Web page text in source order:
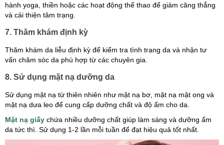
hành yoga, thiền hoặc các hoạt động thể thao để giảm căng thẳng
và cải thiện tâm trạng.
7. Thăm khám định kỳ
Thăm khám da liễu định kỳ để kiểm tra tình trạng da và nhận tư
vấn chăm sóc da phù hợp từ các chuyên gia.
8. Sử dụng mặt nạ dưỡng da
Sử dụng mặt nạ từ thiên nhiên như mặt nạ bơ, mặt nạ mật ong và
mặt nạ dưa leo để cung cấp dưỡng chất và độ ẩm cho da.
Mặt nạ giấy chứa nhiều dưỡng chất giúp làm sáng và dưỡng ẩm
da tức thì. Sử dụng 1-2 lần mỗi tuần để đạt hiệu quả tốt nhất.